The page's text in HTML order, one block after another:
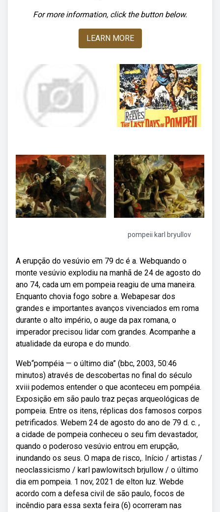
For more information, click the button below.
LEARN MORE
pompeii karl bryullov
A erupção do vesúvio em 79 dc é a. Webquando o
monte vesúvio explodiu na manhã de 24 de agosto do
ano 74, cada um em pompeia reagiu de uma maneira.
Enquanto chovia fogo sobre a. Webapesar dos
grandes e importantes avanços vivenciados em roma
durante o alto império, o auge da pax romana, o
imperador precisou lidar com grandes. Acompanhe a
atualidade da europa e do mundo.
Web“pompéia — o último dia” (bbc, 2003, 50:46
minutos) através de descobertas no final do século
xviii podemos entender o que aconteceu em pompéia.
Exposição em são paulo traz peças arqueológicas de
pompeia. Entre os itens, réplicas dos famosos corpos
petrificados. Webem 24 de agosto do ano de 79 d. c. ,
a cidade de pompeia conheceu o seu fim devastador,
quando o poderoso vesúvio entrou em erupção,
inundando os seus. O mapa de risco,. Início / artistas /
neoclassicismo / karl pawlowitsch brjullow / o último
dia em pompeia. 1 nov, 2021 de elton luz. Webde
acordo com a defesa civil de são paulo, focos de
incêndio para essa sexta feira (6) ocorreram nas